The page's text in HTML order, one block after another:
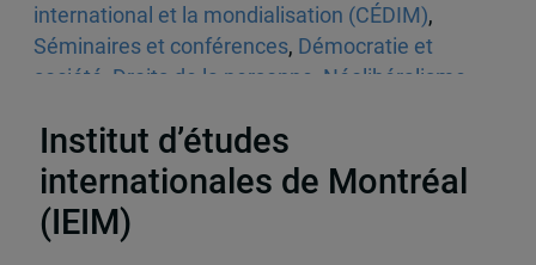
international et la mondialisation (CÉDIM),
Séminaires et conférences, Démocratie et
société Droits de la personne Néolibéralisme
Institut d’études
internationales de Montréal
(IEIM)